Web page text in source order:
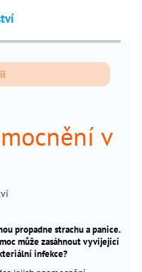
v
propadne strachu a panice.
může zasáhnout vyvíjející
infekce?